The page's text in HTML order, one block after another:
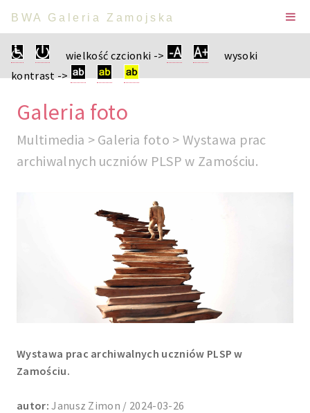
BWA Galeria Zamojska
wielkość czcionki ->
wysoki
kontrast ->
Galeria foto
Multimedia > Galeria foto > Wystawa prac
archiwalnych uczniów PLSP w Zamościu.
Wystawa prac archiwalnych uczniów PLSP w
Zamościu.
autor: Janusz Zimon / 2024-03-26